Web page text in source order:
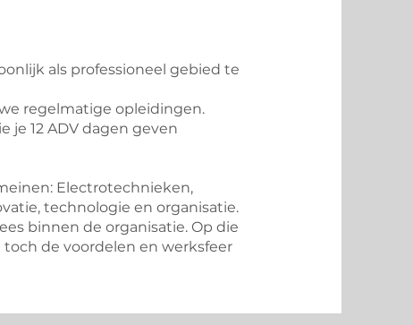
als professioneel gebied te
regelmatige opleidingen.
je 12 ADV dagen geven
Electrotechnieken,
technologie en organisatie.
binnen de organisatie. Op die
de voordelen en werksfeer